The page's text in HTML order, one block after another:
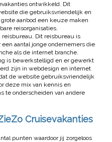
ontwikkeld. Dit
die gebruiksvriendelijk en
aanbod een keuze maken
reisorganisaties.
Dit reisbureau is
aantal jonge ondernemers die
als de internet branche.
is bewerkstelligd en er gewerkt
zijn in webdesign en internet
de website gebruiksvriendelijk
deze mix van kennis en
te onderscheiden van andere
Cruisevakanties
punten waardoor jij zorgeloos